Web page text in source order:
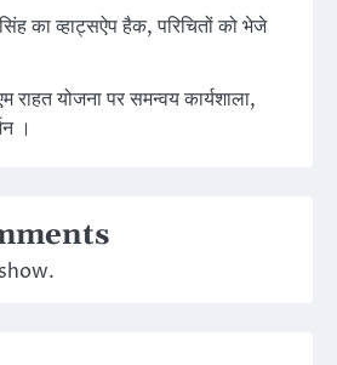
का व्हाट्सऐप हैक, परिचितों को भेजे
योजना पर समन्वय कार्यशाला,
।